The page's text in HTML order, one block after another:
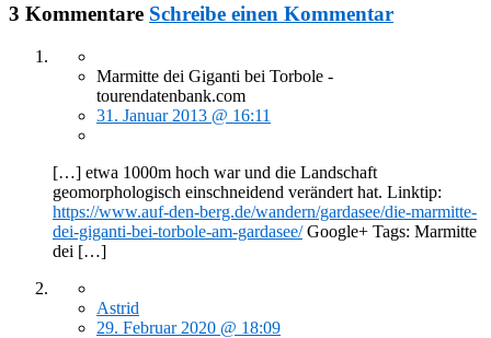
3 Kommentare Schreibe einen Kommentar
Marmitte dei Giganti bei Torbole -
tourendatenbank.com
31. Januar 2013 @ 16:11
[…] etwa 1000m hoch war und die Landschaft
geomorphologisch einschneidend verändert hat. Linktip:
https://www.auf-den-berg.de/wandern/gardasee/die-marmitte-
dei-giganti-bei-torbole-am-gardasee/Google+ Tags: Marmitte
dei […]
Astrid
29. Februar 2020 @ 18:09